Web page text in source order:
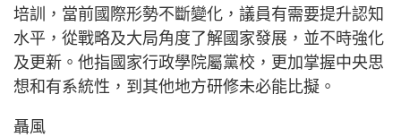
培訓，當前國際形勢不斷變化，議員有需要提升認知
水平，從戰略及大局角度了解國家發展，並不時強化
及更新。他指國家行政學院屬黨校，更加掌握中央思
想和有系統性，到其他地方研修未必能比擬。
聶風